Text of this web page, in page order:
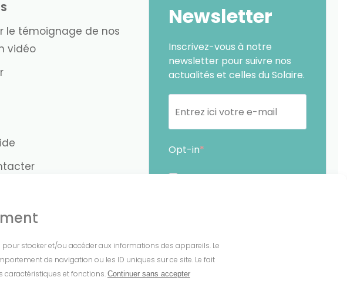
stocker et/ou accéder aux informations des appareils. Le
de navigation ou les ID uniques sur ce site. Le fait
caractéristiques et fonctions. Continuer sans accepter
le témoignage de nos
vidéo
Newsletter
Inscrivez-vous à notre
newsletter pour suivre nos
actualités et celles du Solaire.
Opt-in
Vous pouvez vous désinscrire à tout
moment en cliquant sur le lien présent